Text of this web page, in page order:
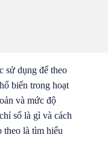
sử dụng để theo
biến trong hoạt
và mức độ
số là gì và cách
theo là tìm hiểu